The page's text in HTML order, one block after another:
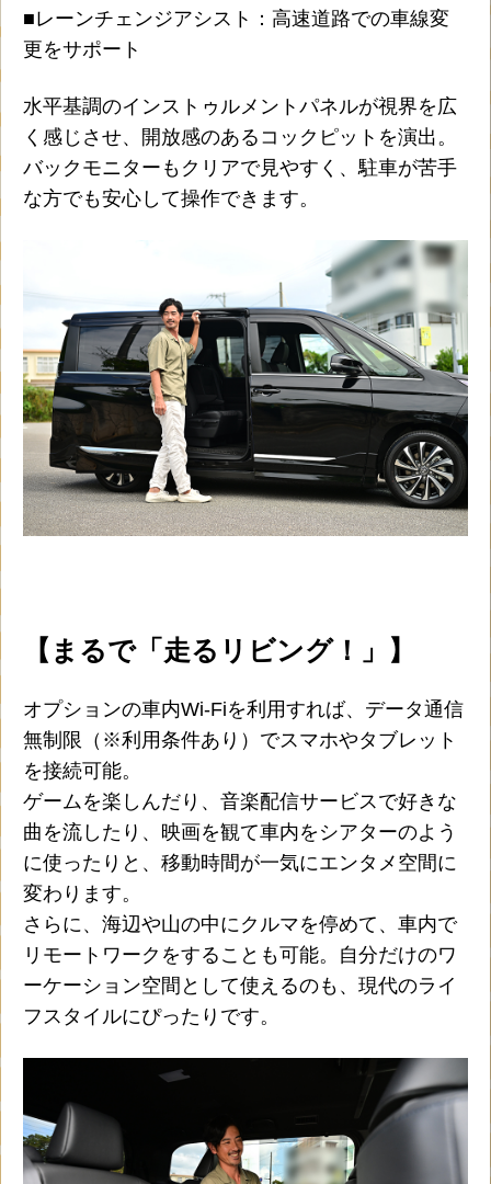
■レーンチェンジアシスト：高速道路での車線変
更をサポート
水平基調のインストゥルメントパネルが視界を広
く感じさせ、開放感のあるコックピットを演出。
バックモニターもクリアで見やすく、駐車が苦手
な方でも安心して操作できます。
【まるで「走るリビング！」】
オプションの車内Wi-Fiを利用すれば、データ通信
無制限（※利用条件あり）でスマホやタブレット
を接続可能。
ゲームを楽しんだり、音楽配信サービスで好きな
曲を流したり、映画を観て車内をシアターのよう
に使ったりと、移動時間が一気にエンタメ空間に
変わります。
さらに、海辺や山の中にクルマを停めて、車内で
リモートワークをすることも可能。自分だけのワ
ーケーション空間として使えるのも、現代のライ
フスタイルにぴったりです。